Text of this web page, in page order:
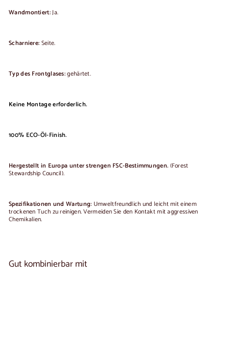
Wandmontiert:Ja.
Scharniere: Seite.
Typ des Frontglases:gehärtet.
Keine Montage erforderlich.
100% ECO-Öl-Finish.
Hergestellt in Europa unter strengen FSC-Bestimmungen. (Forest
Stewardship Council).
Spezifikationen und Wartung: Umweltfreundlich und leicht mit einem
trockenen Tuch zu reinigen.Vermeiden Sie den Kontakt mit aggressiven
Chemikalien.
Gut kombinierbar mit